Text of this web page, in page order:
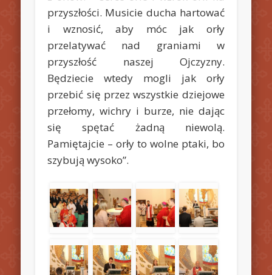
przyszłości. Musicie ducha hartować
i wznosić, aby móc jak orły
przelatywać nad graniami w
przyszłość naszej Ojczyzny.
Będziecie wtedy mogli jak orły
przebić się przez wszystkie dziejowe
przełomy, wichry i burze, nie dając
się spętać żadną niewolą.
Pamiętajcie – orły to wolne ptaki, bo
szybują wysoko”.